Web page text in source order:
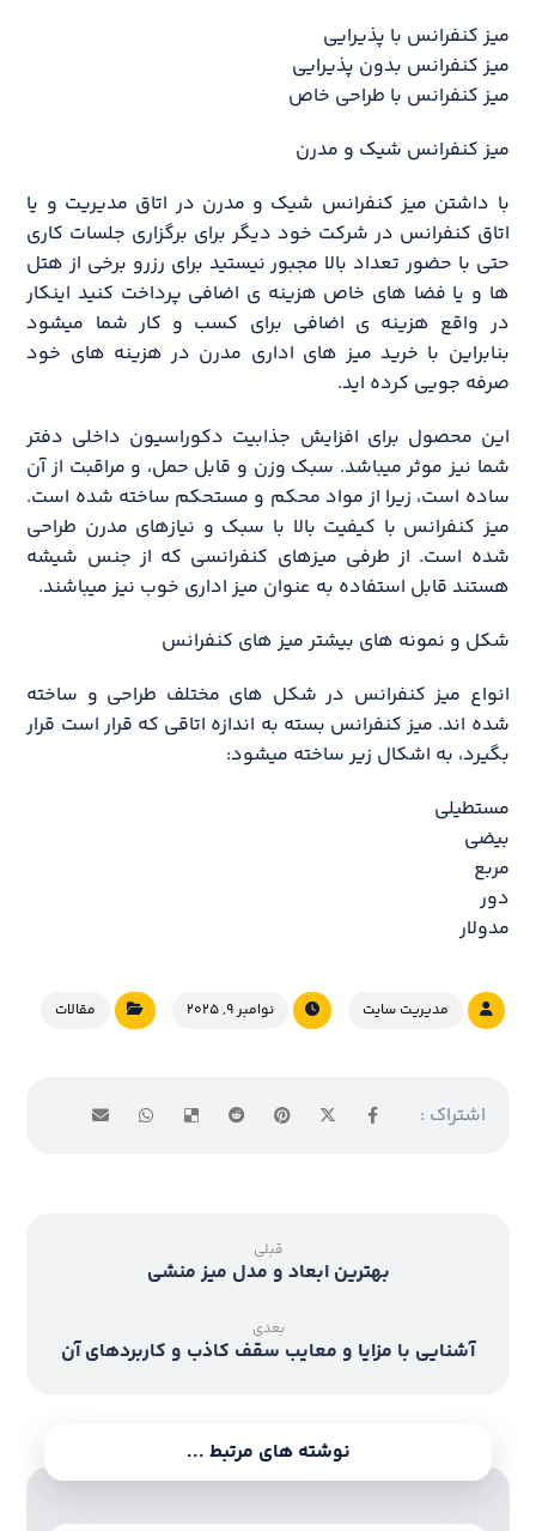
میز کنفرانس با پذیرایی
میز کنفرانس بدون پذیرایی
میز کنفرانس با طراحی خاص
میز کنفرانس شیک و مدرن
با داشتن میز کنفرانس شیک و مدرن در اتاق مدیریت و یا
اتاق کنفرانس در شرکت خود دیگر برای برگزاری جلسات کاری
حتی با حضور تعداد بالا مجبور نیستید برای رزرو برخی از هتل
ها و یا فضا های خاص هزینه ی اضافی پرداخت کنید اینکار
در واقع هزینه ی اضافی برای کسب و کار شما میشود
بنابراین با خرید میز های اداری مدرن در هزینه های خود
صرفه جویی کرده اید.
این محصول برای افزایش جذابیت دکوراسیون داخلی دفتر
شما نیز موثر میباشد. سبک وزن و قابل حمل، و مراقبت از آن
ساده است، زیرا از مواد محکم و مستحکم ساخته شده است.
میز کنفرانس با کیفیت بالا با سبک و نیازهای مدرن طراحی
شده است. از طرفی میز‌‌های کنفرانسی که از جنس شیشه
هستند قابل استفاده به عنوان میز اداری خوب نیز می‎باشند.
شکل و نمونه های بیشتر میز های کنفرانس
انواع میز کنفرانس در شکل های مختلف طراحی و ساخته
شد‎ه اند. میز کنفرانس بسته به اندازه اتاقی که قرار است قرار
بگیرد، به اشکال زیر ساخته میشود:
مستطیلی
بیضی
مربع
دور
مدولار
مدیریت سایت نوامبر ۹, ۲۰۲۵ مقالات
قبلی
بهترین ابعاد و مدل میز منشی
بعدی
آشنایی با مزایا و معایب سقف کاذب و کاربردهای آن
نوشته های مرتبط ...